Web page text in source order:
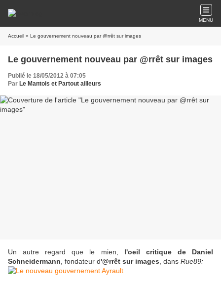
MENU
Accueil » Le gouvernement nouveau par @rrêt sur images
Le gouvernement nouveau par @rrêt sur images
Publié le 18/05/2012 à 07:05
Par Le Mantois et Partout ailleurs
Un autre regard que le mien, l'oeil critique de Daniel
Schneidermann , fondateur d'@rrêt sur images , dans Rue89: